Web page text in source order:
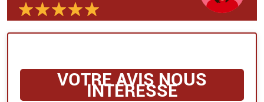
VOTRE AVIS NOUS
INTÉRESSE